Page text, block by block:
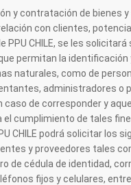
y contratación de bienes
con clientes,
PPU CHILE, se les solicitará
permitan la
naturales, como de
administradores o
caso de corresponder y
el cumplimiento de tales
CHILE podrá solicitar los
y proveedores tales
de cédula de identidad,
fijos y celulares,